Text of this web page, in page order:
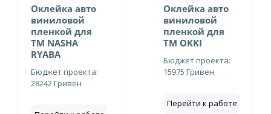
Оклейка авто
виниловой
пленкой для
ТМ NASHA
RYABA
Бюджет проекта:
28242 Гривен
Оклейка авто
виниловой
пленкой для
ТМ OKKI
Бюджет проекта:
15975 Гривен
Перейти к работе